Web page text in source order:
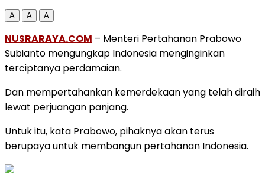
A A A
NUSRARAYA.COM – Menteri Pertahanan Prabowo
Subianto mengungkap Indonesia menginginkan
terciptanya perdamaian.
Dan mempertahankan kemerdekaan yang telah diraih
lewat perjuangan panjang.
Untuk itu, kata Prabowo, pihaknya akan terus
berupaya untuk membangun pertahanan Indonesia.